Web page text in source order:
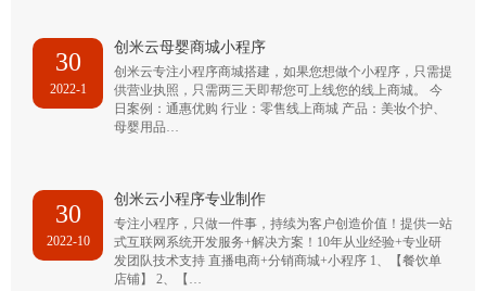
30
2022-1
创米云母婴商城小程序
创米云专注小程序商城搭建，如果您想做个小程序，只需提
供营业执照，只需两三天即帮您可上线您的线上商城。 今
日案例：通惠优购 行业：零售线上商城 产品：美妆个护、
母婴用品…
30
2022-10
创米云小程序专业制作
专注小程序，只做一件事，持续为客户创造价值！提供一站
式互联网系统开发服务+解决方案！10年从业经验+专业研
发团队技术支持 直播电商+分销商城+小程序 1、【餐饮单
店铺】 2、【…